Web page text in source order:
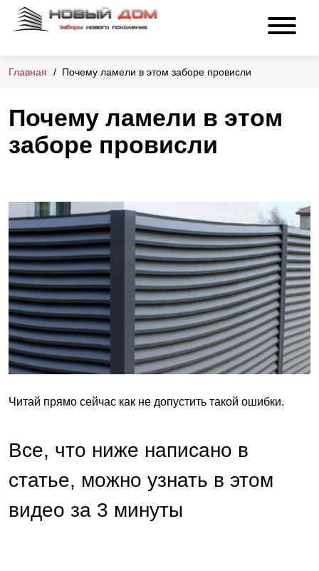
Главная Почему ламели в этом заборе провисли
Почему ламели в этом
заборе провисли
Читай прямо сейчас как не допустить такой ошибки.
Все, что ниже написано в
статье, можно узнать в этом
видео за 3 минуты